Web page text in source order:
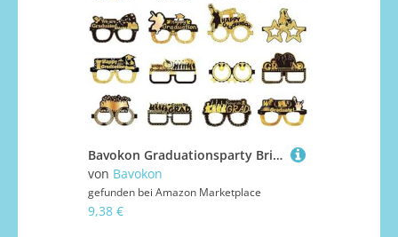
Bavokon Graduationsparty Brille - 20 Stück Abschluss Pappbrillen - Papier Party Mitgebsel Deko Für Klassenzimmer Zuhause Kinder Mädchen
von Bavokon
gefunden bei Amazon Marketplace
9,38 €